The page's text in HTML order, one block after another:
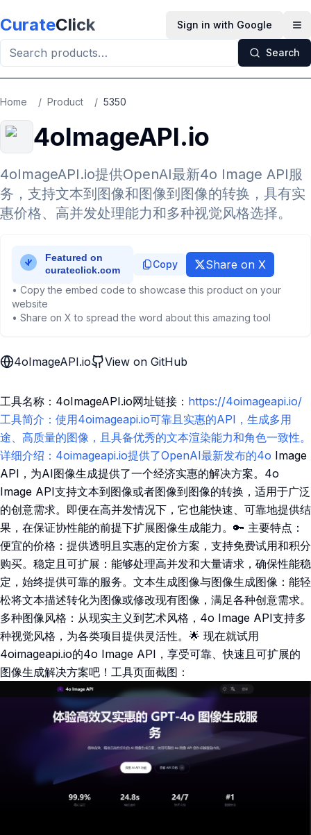
CurateClick Sign in with Google
Search
Home / Product / 5350
4oImageAPI.io
4oImageAPI.io提供OpenAI最新4o Image API服
务，支持文本到图像和图像到图像的转换，具有实
惠价格、高并发处理能力和多种视觉风格选择。
Copy Share on X
• Copy the embed code to showcase this product on your
website
• Share on X to spread the word about this amazing tool
4oImageAPI.io View on GitHub
工具名称：4oImageAPI.io网址链接： https://4oimageapi.io/
工具简介：使用4oimageapi.io可靠且实惠的API，生成多用
途、高质量的图像，且具备优秀的文本渲染能力和角色一致性。
详细介绍：4oimageapi.io提供了OpenAI最新发布的4o Image
API，为AI图像生成提供了一个经济实惠的解决方案。4o
Image API支持文本到图像或者图像到图像的转换，适用于广泛
的创意需求。即便在高并发情况下，它也能快速、可靠地提供结
果，在保证协性能的前提下扩展图像生成能力。🔑 主要特点：
便宜的价格：提供透明且实惠的定价方案，支持免费试用和积分
购买。稳定且可扩展：能够处理高并发和大量请求，确保性能稳
定，始终提供可靠的服务。文本生成图像与图像生成图像：能轻
松将文本描述转化为图像或修改现有图像，满足各种创意需求。
多种图像风格：从现实主义到艺术风格，4o Image API支持多
种视觉风格，为各类项目提供灵活性。🌟 现在就试用
4oimageapi.io的4o Image API，享受可靠、快速且可扩展的
图像生成解决方案吧！工具页面截图：